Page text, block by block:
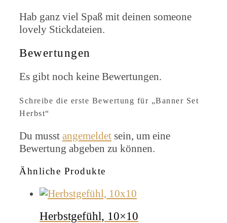
Hab ganz viel Spaß mit deinen someone
lovely Stickdateien.
Bewertungen
Es gibt noch keine Bewertungen.
Schreibe die erste Bewertung für „Banner Set
Herbst“
Du musst angemeldet sein, um eine
Bewertung abgeben zu können.
Ähnliche Produkte
Herbstgefühl, 10×10